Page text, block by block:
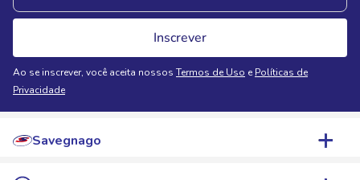
Inscrever
Ao se inscrever, você aceita nossos Termos de Uso e Políticas de
Privacidade
Savegnago